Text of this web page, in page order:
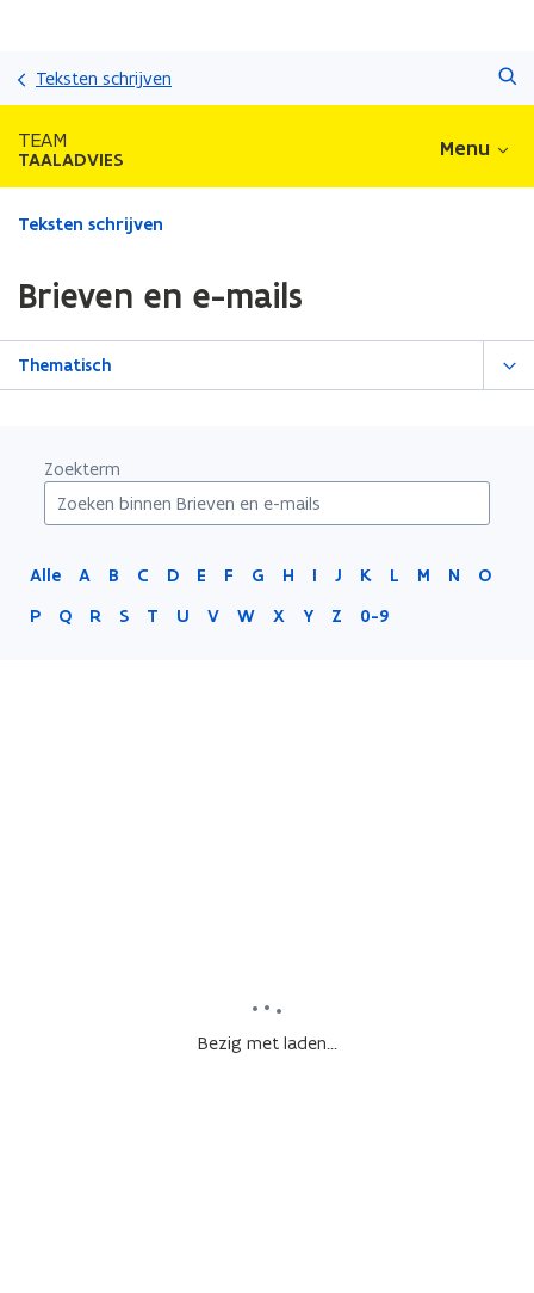
Teksten schrijven
TEAM
TAALADVIES Menu
Gedaan
zich
op:
Brieven
Teksten schrijven
Brieven en e-mails
Thematisch
Zoekterm
Alle A B C D E F G H I J K L M N
O
P
Q R S T U V W X Y Z 0-9
Bezig met laden...